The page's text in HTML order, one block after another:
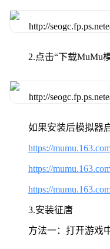
2.点击“下载MuMu
如果安装后模拟器
https://
https://
https://
3.安装征唐
方法一：打开游戏